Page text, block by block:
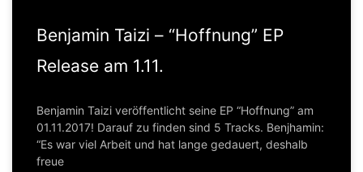
Benjamin Taizi – “Hoffnung” EP
Release am 1.11.
Benjamin Taizi veröffentlicht seine EP “Hoffnung” am
01.11.2017! Darauf zu finden sind 5 Tracks. Benjhamin:
“Es war viel Arbeit und hat lange gedauert, deshalb
freue